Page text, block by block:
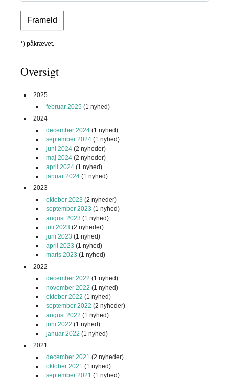
*) påkrævet.
Oversigt
2025
februar 2025 (1 nyhed)
2024
december 2024 (1 nyhed)
september 2024 (1 nyhed)
juni 2024 (2 nyheder)
maj 2024 (2 nyheder)
april 2024 (1 nyhed)
januar 2024 (1 nyhed)
2023
oktober 2023 (2 nyheder)
september 2023 (1 nyhed)
august 2023 (1 nyhed)
juli 2023 (2 nyheder)
juni 2023 (1 nyhed)
april 2023 (1 nyhed)
marts 2023 (1 nyhed)
2022
december 2022 (1 nyhed)
november 2022 (1 nyhed)
oktober 2022 (1 nyhed)
september 2022 (2 nyheder)
august 2022 (1 nyhed)
juni 2022 (1 nyhed)
januar 2022 (1 nyhed)
2021
december 2021 (2 nyheder)
oktober 2021 (1 nyhed)
september 2021 (1 nyhed)